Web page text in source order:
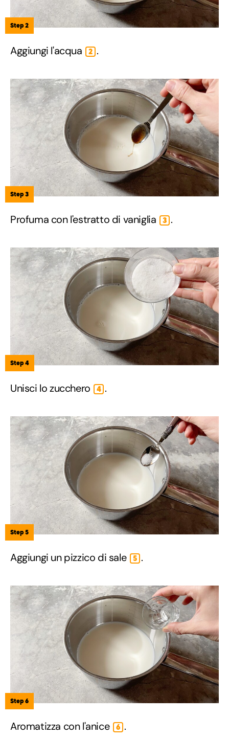
Step 2
Aggiungi l'acqua 2 .
Step 3
Profuma con l'estratto di vaniglia 3 .
Step 4
Unisci lo zucchero 4 .
Step 5
Aggiungi un pizzico di sale 5 .
Step 6
Aromatizza con l'anice 6 .